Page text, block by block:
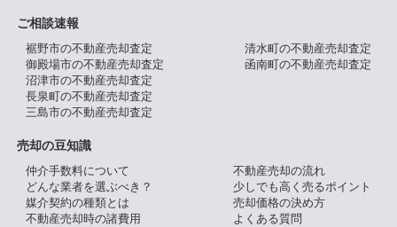
ご相談速報
裾野市の不動産売却査定
御殿場市の不動産売却査定
沼津市の不動産売却査定
長泉町の不動産売却査定
三島市の不動産売却査定
清水町の不動産売却査定
函南町の不動産売却査定
売却の豆知識
仲介手数料について
どんな業者を選ぶべき？
媒介契約の種類とは
不動産売却時の諸費用
不動産売却の流れ
少しでも高く売るポイント
売却価格の決め方
よくある質問